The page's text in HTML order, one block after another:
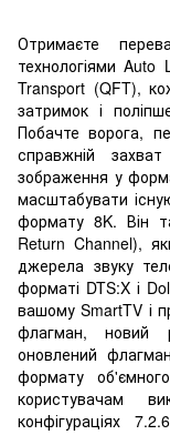
Отримаєте
технологіями
Transport (QFT),
затримок і
Побачте ворога,
справжній
зображення у
масштабувати
формату 8K. Він
Return Channel),
джерела звуку
форматі DTS:X і
вашому SmartTV і
флагман, новий
оновлений
формату
користувачам
конфігураціях